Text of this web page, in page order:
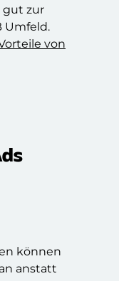
gut zur
Umfeld.
von
können
anstatt